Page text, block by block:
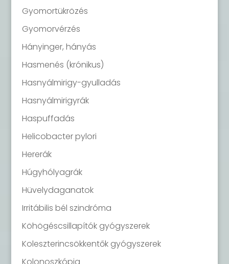
Gyomortükrözés
Gyomorvérzés
Hányinger, hányás
Hasmenés (krónikus)
Hasnyálmirigy-gyulladás
Hasnyálmirigyrák
Haspuffadás
Helicobacter pylori
Hererák
Húgyhólyagrák
Hüvelydaganatok
Irritábilis bél szindróma
Köhögéscsillapítók gyógyszerek
Koleszterincsökkentők gyógyszerek